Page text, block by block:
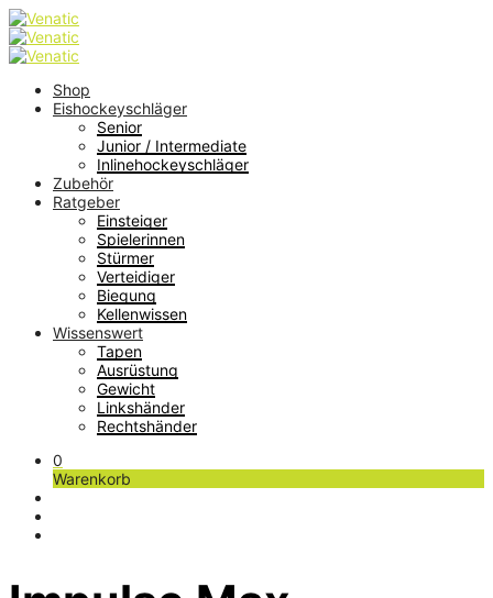
Shop
Eishockeyschläger
Senior
Junior / Intermediate
Inlinehockeyschläger
Zubehör
Ratgeber
Einsteiger
Spielerinnen
Stürmer
Verteidiger
Biegung
Kellenwissen
Wissenswert
Tapen
Ausrüstung
Gewicht
Linkshänder
Rechtshänder
0
Warenkorb